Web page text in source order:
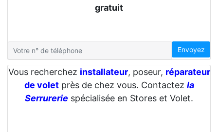
gratuit
Envoyez
Vous recherchez installateur, poseur, réparateur
de voletprès de chez vous. Contactez la
Serrurerie spécialisée en Stores et Volet.